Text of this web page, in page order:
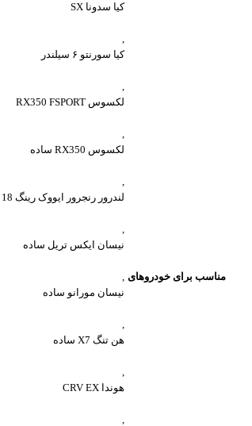
مناسب برای خودروهای
کیا سدونا SX
,
کیا سورنتو ۶ سیلندر
,
لکسوس RX350 FSPORT
,
لکسوس RX350 ساده
,
لندرور رنجرور ایووک رینگ 18
,
نیسان ایکس تریل ساده
,
نیسان مورانو ساده
,
هن تنگ X7 ساده
,
هوندا CRV EX
,